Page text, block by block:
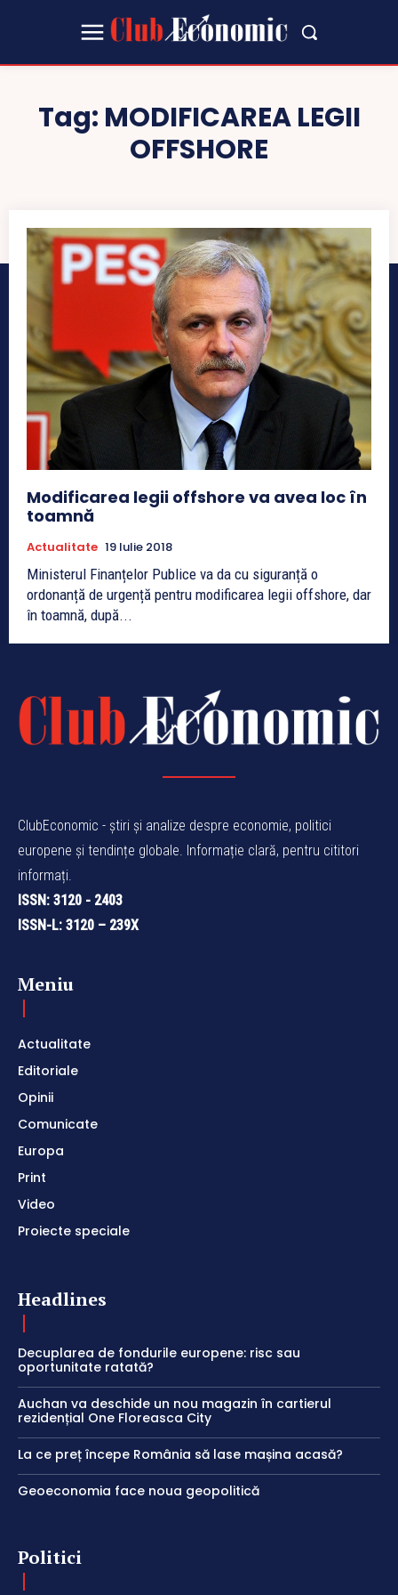
Tag: MODIFICAREA LEGII
OFFSHORE
Modificarea legii offshore va avea loc în
toamnă
Actualitate 19 Iulie 2018
Ministerul Finanțelor Publice va da cu siguranță o
ordonanță de urgență pentru modificarea legii offshore, dar
în toamnă, după...
ClubEconomic - știri și analize despre economie, politici
europene și tendințe globale. Informație clară, pentru cititori
informați.
ISSN: 3120 - 2403
ISSN-L: 3120 – 239X
Meniu
Actualitate
Editoriale
Opinii
Comunicate
Europa
Print
Video
Proiecte speciale
Headlines
Decuplarea de fondurile europene: risc sau
oportunitate ratată?
Auchan va deschide un nou magazin în cartierul
rezidențial One Floreasca City
La ce preț începe România să lase mașina acasă?
Geoeconomia face noua geopolitică
Politici